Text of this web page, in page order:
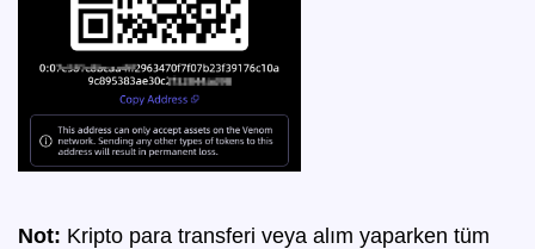
Not: Kripto para transferi veya alım yaparken tüm